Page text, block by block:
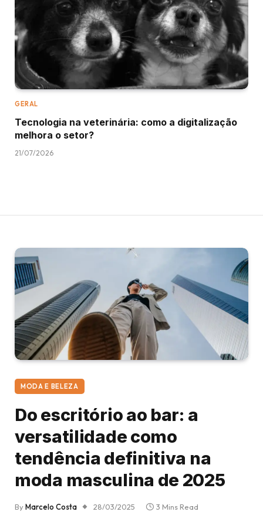
GERAL
Tecnologia na veterinária: como a digitalização
melhora o setor?
21/07/2026
MODA E BELEZA
Do escritório ao bar: a
versatilidade como
tendência definitiva na
moda masculina de 2025
ByMarcelo Costa 28/03/2025 3 Mins Read